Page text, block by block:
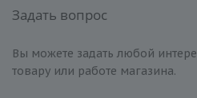
Задать вопрос
Вы можете задать любой
товару или работе магазина.